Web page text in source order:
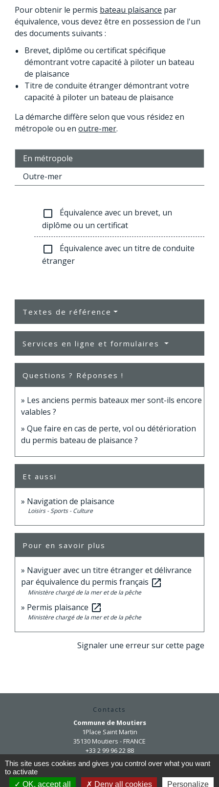
Pour obtenir le permis bateau plaisance par
équivalence, vous devez être en possession de l'un
des documents suivants :
Brevet, diplôme ou certificat spécifique
démontrant votre capacité à piloter un bateau
de plaisance
Titre de conduite étranger démontrant votre
capacité à piloter un bateau de plaisance
La démarche diffère selon que vous résidez en
métropole ou en outre-mer.
En métropole
Outre-mer
check_box_outline_blank
Équivalence avec un brevet, un
diplôme ou un certificat
check_box_outline_blank
Équivalence avec un titre de conduite
étranger
Textes de référence
Services en ligne et formulaires
Questions ? Réponses !
Les anciens permis bateaux mer sont-ils encore
valables ?
Que faire en cas de perte, vol ou détérioration
du permis bateau de plaisance ?
Et aussi
Navigation de plaisance
Loisirs - Sports - Culture
Pour en savoir plus
Naviguer avec un titre étranger et délivrance
par équivalence du permis français open_in_new
Ministère chargé de la mer et de la pêche
Permis plaisance open_in_new
Ministère chargé de la mer et de la pêche
Signaler une erreur sur cette page
Contacts
Commune de Moutiers
1Place Saint Martin
35130 Moutiers - FRANCE
+33 2 99 96 22 88
Contact par formulaire
This site uses cookies and gives you control over what you want
to activate
OK, accept all
Deny all cookies Personalize